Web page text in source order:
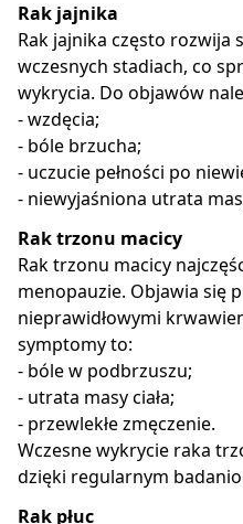
Rak jajnika
Rak jajnika często rozwija
wczesnych stadiach, co
wykrycia. Do objawów
- wzdęcia;
- bóle brzucha;
- uczucie pełności po
- niewyjaśniona utrata
Rak trzonu macicy
Rak trzonu macicy
menopauzie. Objawia się
nieprawidłowymi
symptomy to:
- bóle w podbrzuszu;
- utrata masy ciała;
- przewlekłe zmęczenie.
Wczesne wykrycie raka
dzięki regularnym
Rak płuc